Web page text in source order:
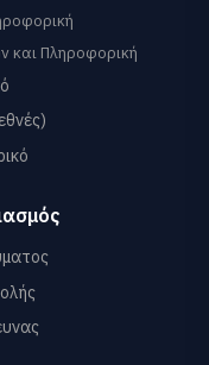
και Πληροφορική